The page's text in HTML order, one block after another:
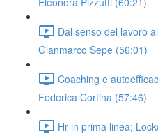
Dal senso del lavoro
Gianmarco Sepe (56:01)
Coaching e
Federica Cortina (57:46)
Hr in prima linea;